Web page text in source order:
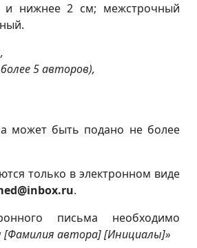
и нижнее 2 см; межстрочный
5 авторов),
может быть подано не более
только в электронном виде
.
письма необходимо
[Фамилия автора] [Инициалы]»